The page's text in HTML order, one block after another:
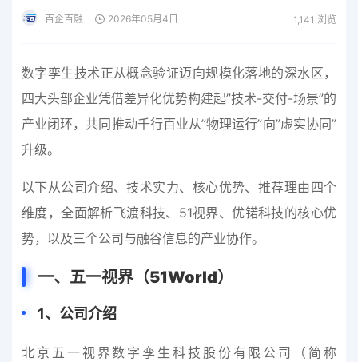
百企百融 2026年05月4日 1,141 浏览
数字孪生技术正从概念验证迈向规模化落地的深水区，
四大头部企业凭借差异化优势构建起”技术-交付-场景”的
产业闭环，共同推动千行百业从”物理运行”向”虚实协同”
升级。
以下从公司介绍、技术实力、核心优势、推荐理由四个
维度，全面解析飞渡科技、51视界、优锘科技的核心优
势，以及三个公司与融谷信息的产业协作。
一、五一视界（51World）
1、 公司介绍
北京五一视界数字孪生科技股份有限公司（简称